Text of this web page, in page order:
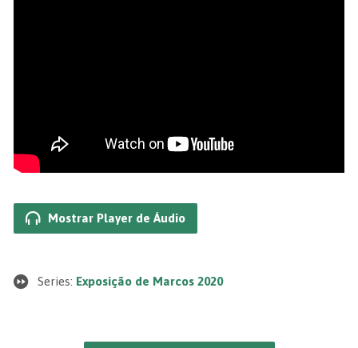
Mostrar Player de Áudio
Series: Exposição de Marcos 2020